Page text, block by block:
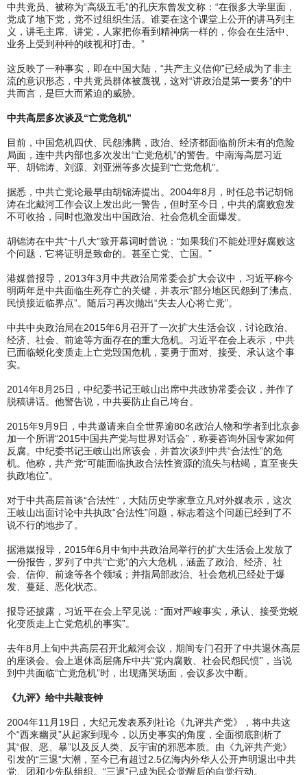
中共党员、被称为“高级五毛”的孔庆东曾发文称：“在很多大学里面，
党成了地下党，党不过组织生活。谁要在这个课堂上公开的讲马列主
义，讲毛主席、讲党，人家把你看到精神病一样的，你会在生活中、
业务上受到种种的歧视和打击。”
这反映了一种事实，即在中国大陆，“共产主义信仰”已经成为了非主
流的意识形态，中共党员群体被蔑视，这对“讲政治是第一要务”的中
共而言，是巨大而紧迫的威胁。
中共高层多次谈及“亡党危机”
目前，中国危机四伏、民怨沸腾，政治、经济都面临前所未有的危险
局面，连中共内部也多次发出“亡党危机”的警告。中南海高层习近
平、胡锦涛、刘源、刘亚洲等多次提到“亡党危机”。
据悉，中共亡党论最早由胡锦涛提出。2004年8月，时任总书记胡锦
涛在北戴河工作会议上发出此一警告，但时至今日，中共的腐败愈发
不可收拾，同时也激发出中国政治、社会危机全面爆发。
胡锦涛在中共“十八大”致开幕词时曾说：“如果我们不能处理好腐败这
个问题，它将证明是致命的。甚至亡党、亡国。”
港媒曾报导，2013年3月中共政治局常委会扩大会议中，习近平称今
明两年是中共面临生死存亡的关键，并表示“部分地区民怨到了沸点、
民愤接近临界点”。随后习再次抛出“失去人心将亡党”。
中共中央政治局在2015年6月召开了一次扩大生活会议，讨论政治、
经济、社会、前途等方面存在的重大危机。习近平在会上表示，中共
已面临蜕化变质走上亡党毁国危机，要勇于面对、接受、承认这个事
实。
2014年8月25日，中纪委书记王岐山出席中共政协常委会议，并作了
脱稿讲话。他警告说，中共要防止自己垮台。
2015年9月9日，中共邀请来自全世界逾80名政治人物和学者到北京参
加一个所谓“2015中国共产党与世界对话会”，称要咨询外国专家如何
反腐。中纪委书记王岐山出席该会，并首次谈到中共“合法性”的危
机。他称，共产党“可能面临执政合法性资源的流失与枯竭，直至丧失
执政地位”。
对于中共高层首谈“合法性”，大陆历史学家章立凡对外媒表示，这次
王岐山出面讨论中共执政“合法性”问题，标志着这个问题已经到了不
说不行的地步了。
据港媒报导，2015年6月中旬中共政治局举行的扩大生活会上发放了
一份报告，罗列了中共“亡党”的六大危机，涵盖了政治、经济、社
会、信仰、前途等各个领域；并指局部政治、社会危机已经处于爆
发、蔓延、恶化状态。
报导还披露，习近平在会上罕见说：“面对严峻事实，承认、接受党蜕
化变质走上亡党危机的事实”。
去年8月上旬中共高层召开北戴河会议，期间专门召开了中共退休高层
的座谈会。会上退休高层痛斥中共“党内腐败、社会民怨民愤”，当说
到中共面临“亡党危机”时，出现痛哭场面，会议多次中断。
《九评》给中共敲丧钟
2004年11月19日，大纪元发表系列社论《九评共产党》，将中共这
个“西来幽灵”从起家到现今，以历史事实的角度，全面彻底剖析了
其“假、恶、暴”以及反人类、反宇宙的邪恶本质。由《九评共产党》
引发的“三退”大潮，至今已有超过2.5亿海内外华人公开声明退出中共
党、团和少先队组织。“三退”已成为民众觉醒后的自觉行动。